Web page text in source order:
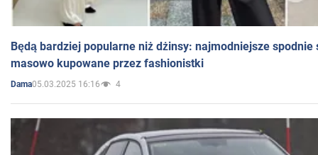
Będą bardziej popularne niż dżinsy: najmodniejsze spodnie
masowo kupowane przez fashionistki
Dama05.03.2025 16:16 4